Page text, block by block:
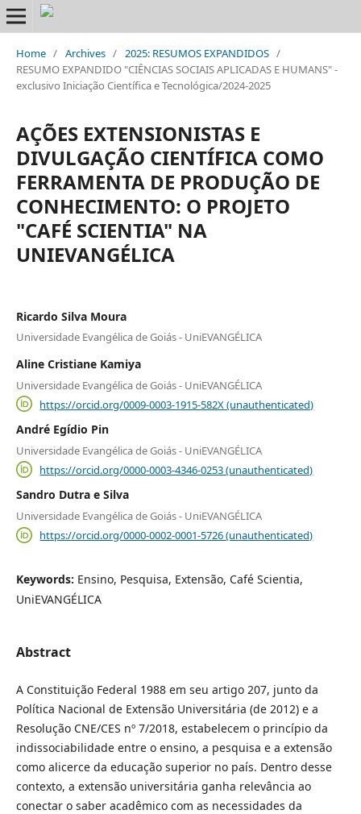
Home / Archives / 2025: RESUMOS EXPANDIDOS /
RESUMO EXPANDIDO "CIÊNCIAS SOCIAIS APLICADAS E HUMANS" -
exclusivo Iniciação Científica e Tecnológica/2024-2025
AÇÕES EXTENSIONISTAS E
DIVULGAÇÃO CIENTÍFICA COMO
FERRAMENTA DE PRODUÇÃO DE
CONHECIMENTO: O PROJETO
"CAFÉ SCIENTIA" NA
UNIEVANGÉLICA
Ricardo Silva Moura
Universidade Evangélica de Goiás - UniEVANGÉLICA
Aline Cristiane Kamiya
Universidade Evangélica de Goiás - UniEVANGÉLICA
https://orcid.org/0009-0003-1915-582X (unauthenticated)
André Egídio Pin
Universidade Evangélica de Goiás - UniEVANGÉLICA
https://orcid.org/0000-0003-4346-0253 (unauthenticated)
Sandro Dutra e Silva
Universidade Evangélica de Goiás - UniEVANGÉLICA
https://orcid.org/0000-0002-0001-5726 (unauthenticated)
Keywords: Ensino, Pesquisa, Extensão, Café Scientia,
UniEVANGÉLICA
Abstract
A Constituição Federal 1988 em seu artigo 207, junto da
Política Nacional de Extensão Universitária (de 2012) e a
Resolução CNE/CES nº 7/2018, estabelecem o princípio da
indissociabilidade entre o ensino, a pesquisa e a extensão
como alicerce da educação superior no país. Dentro desse
contexto, a extensão universitária ganha relevância ao
conectar o saber acadêmico com as necessidades da